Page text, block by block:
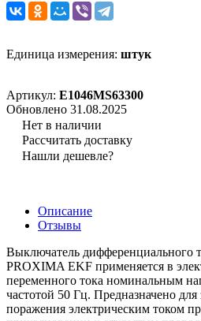
Единица измерения: штук
Артикул: E1046MS63300
Обновлено 31.08.2025
Нет в наличии
Рассчитать доставку
Нашли дешевле?
Описание
Отзывы
Выключатель дифференциального
PROXIMA EKF применяется в
переменного тока номинальным
частотой 50 Гц. Предназначено
поражения электрическим током